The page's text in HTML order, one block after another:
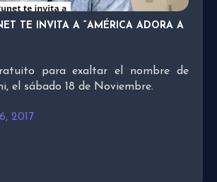
TE INVITA A “AMÉRICA ADORA A
para exaltar el nombre de
el sábado 18 de Noviembre.
2017